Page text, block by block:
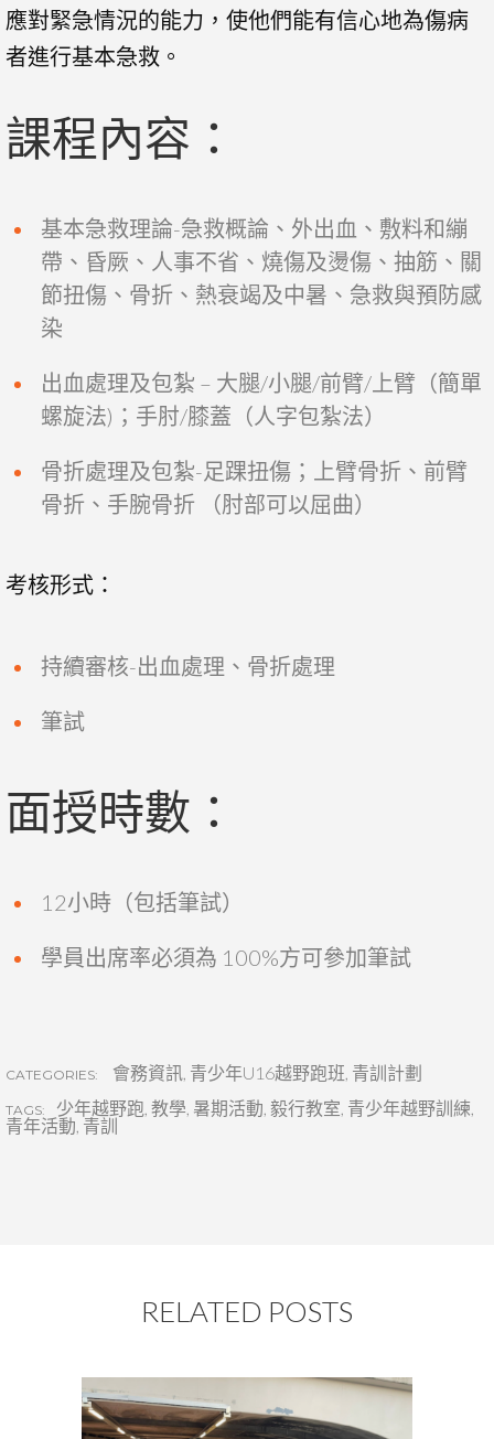
應對緊急情況的能力，使他們能有信心地為傷病
者進行基本急救。
課程內容：
基本急救理論-急救概論、外出血、敷料和繃
帶、昏厥、人事不省、燒傷及燙傷、抽筋、關
節扭傷、骨折、熱衰竭及中暑、急救與預防感
染
出血處理及包紮 – 大腿/小腿/前臂/上臂（簡單
螺旋法)；手肘/膝蓋（人字包紮法）
骨折處理及包紮-足踝扭傷；上臂骨折、前臂
骨折、手腕骨折 （肘部可以屈曲）
考核形式：
持續審核-出血處理、骨折處理
筆試
面授時數：
12小時（包括筆試）
學員出席率必須為 100%方可參加筆試
CATEGORIES: 會務資訊 青少年U16越野跑班 青訓計劃
TAGS: 少年越野跑 教學 暑期活動 毅行教室 青少年越野訓練
青年活動 青訓
RELATED POSTS